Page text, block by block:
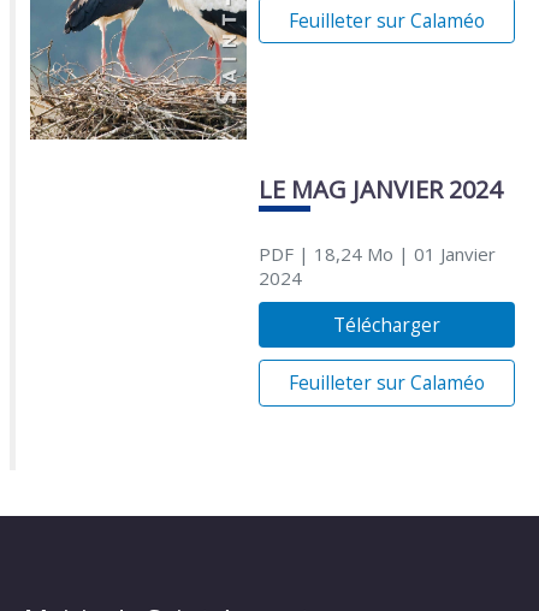
Feuilleter sur Calaméo
LE MAG JANVIER 2024
PDF| 18,24 Mo | 01 Janvier
2024
Télécharger
Feuilleter sur Calaméo